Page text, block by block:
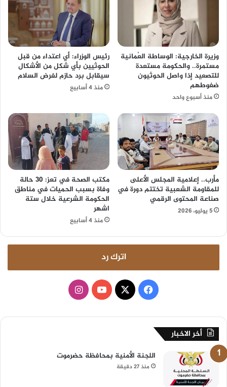
وزيرة الخارجية: الوساطة العُمانية
مستمرة.. والحكومة مستعدة
للتصعيد إذا واصل الحوثيون
ضغوطهم
منذ أسبوع واحد
رئيس الوزراء: أي اعتداء من قبل
الحوثيين بأي شكل من الأشكال
سيقابل برد حازم لفرض السلام
منذ 4 أسابيع
مأرب.. إعلامية المجلس الأعلى
للمقاومة الشعبية تختتم دورة في
صناعة المحتوى الرقمي
5 يوليو، 2026
مكتب الصحة في تعز: 30 حالة
وفاة بسبب الحميات في مناطق
الحكومة الشرعية خلال ستة
اشهر
منذ 4 أسابيع
اترك رد
فيسبوك
‫X
‫YouTubeانستقرام
أخر الاخبار
اللجنة الأمنية بمحافظة حضرموت
منذ 27 دقيقة